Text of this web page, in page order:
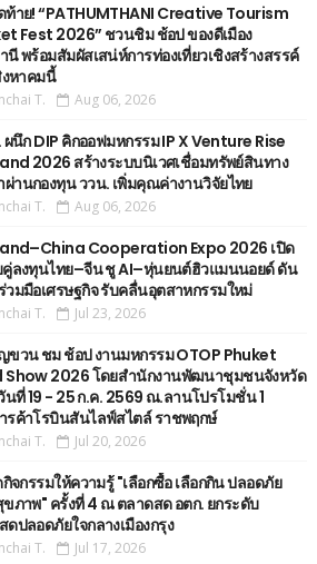
ท้าย! “PATHUMTHANI Creative Tourism
Fest 2026” ชวนชิม ช้อป ของดีเมือง
นี พร้อมสัมผัสเสน่ห์การท่องเที่ยวเชิงสร้างสรรค์
งหาคมนี้
T. Aug 06, 2026
ผนึก DIP คิกออฟมหกรรม IP X Venture Rise
2026 สร้างระบบนิเวศเชื่อมทรัพย์สินทาง
านกองทุน ววน. เพิ่มคุณค่างานวิจัยไทย
T. Aug 06, 2026
Cooperation Expo 2026 เปิด
คู่ลงทุนไทย–จีน ชู AI–หุ่นยนต์ฮิวแมนนอยด์ ดัน
วมมือเศรษฐกิจ รับคลื่นอุตสาหกรรมใหม่
T. Jul 23, 2026
ขวน ชม ช้อป งานมหกรรม OTOP Phuket
Show 2026 โดยสำนักงานพัฒนาชุมชนจังหวัด
นที่ 19 - 25 ก.ค. 2569 ณ.ลานโปรโมชั่น 1
รค้าโรบินสันไลฟ์สไตล์ ราชพฤกษ์
T. Jul 20, 2026
กิจกรรมให้ความรู้ "เลือกซื้อ เลือกกิน ปลอดภัย
ขภาพ" ครั้งที่ 4 ณ ตลาดสด อตก. ยกระดับ
ดปลอดภัยใจกลางเมืองกรุง
T. Jul 17, 2026